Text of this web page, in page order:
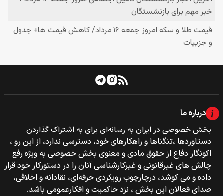
درباره ما
بخش خصوصی‌‌ در ایران به رسانه‌ای برای به اشتراک گذاردن
دستاوردها ،تنگناها و راهکارهای خود، دسترسی ندارد، از این رو ،
اکونگار دفاع از حقوق مادی و معنوی بخش خصوصی به ویژه رفع
چالش های غیرقانونی و غیرکارشناسی آنان را در دستورکار خود قرار
داده و می کوشد، درچارچوب رویکردی حرفه‌ای، نقادانه و اخلاقی،
صدای فعالان این بخش ، نزد حاکمیت و افکارعمومی باشد.